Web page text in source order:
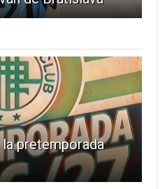
pretemporada